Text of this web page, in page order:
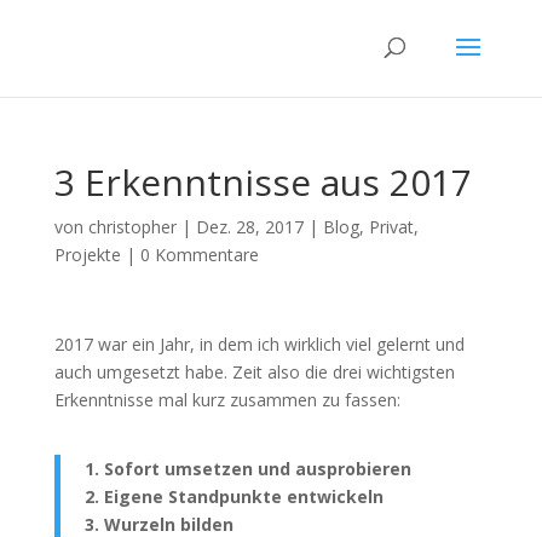
3 Erkenntnisse aus 2017
von christopher| Dez. 28, 2017| Blog, Privat,
Projekte | 0 Kommentare
2017 war ein Jahr, in dem ich wirklich viel gelernt und
auch umgesetzt habe. Zeit also die drei wichtigsten
Erkenntnisse mal kurz zusammen zu fassen:
1. Sofort umsetzen und ausprobieren
2. Eigene Standpunkte entwickeln
3. Wurzeln bilden